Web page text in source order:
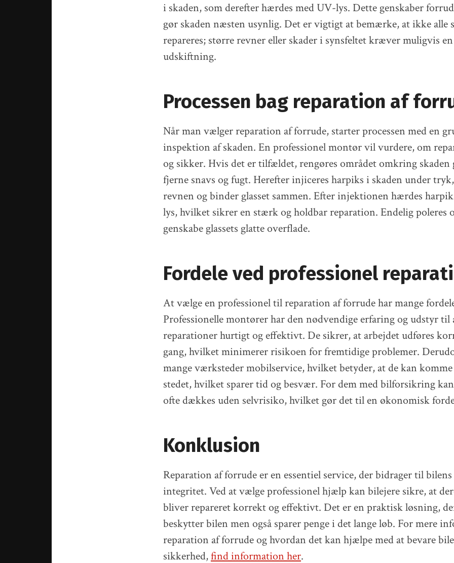
i skaden, som derefter hærdes med UV-lys. Dette genskaber
gør skaden næsten usynlig. Det er vigtigt at bemærke, at ikke alle
repareres; større revner eller skader i synsfeltet kræver muligvis
udskiftning.
Processen bag reparation af
Når man vælger reparation af forrude, starter processen med en
inspektion af skaden. En professionel montør vil vurdere, om
og sikker. Hvis det er tilfældet, rengøres området omkring
fjerne snavs og fugt. Herefter injiceres harpiks i skaden under
revnen og binder glasset sammen. Efter injektionen hærdes
lys, hvilket sikrer en stærk og holdbar reparation. Endelig poleres
genskabe glassets glatte overflade.
Fordele ved professionel
At vælge en professionel til reparation af forrude har mange
Professionelle montører har den nødvendige erfaring og udstyr til
reparationer hurtigt og effektivt. De sikrer, at arbejdet udføres
gang, hvilket minimerer risikoen for fremtidige problemer.
mange værksteder mobilservice, hvilket betyder, at de kan
stedet, hvilket sparer tid og besvær. For dem med bilforsikring
ofte dækkes uden selvrisiko, hvilket gør det til en økonomisk
Konklusion
Reparation af forrude er en essentiel service, der bidrager til
integritet. Ved at vælge professionel hjælp kan bilejere sikre, at
bliver repareret korrekt og effektivt. Det er en praktisk løsning,
beskytter bilen men også sparer penge i det lange løb. For mere
reparation af forrude og hvordan det kan hjælpe med at bevare
sikkerhed,find information her.